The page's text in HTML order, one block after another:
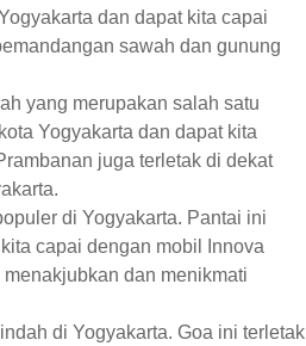
dan dapat kita capai
sawah dan gunung
yang merupakan salah satu
Yogyakarta dan dapat kita
juga terletak di dekat
di Yogyakarta. Pantai ini
capai dengan mobil Innova
dan menikmati
di Yogyakarta. Goa ini terletak